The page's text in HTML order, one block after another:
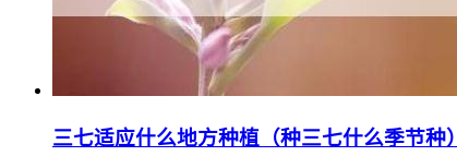
三七适应什么地方种植（种三七什么季节种）